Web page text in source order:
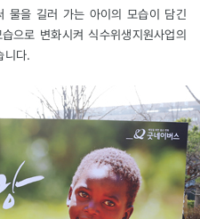
물을 길러 가는 아이의 모습이 담긴
으로 변화시켜 식수위생지원사업의
니다.